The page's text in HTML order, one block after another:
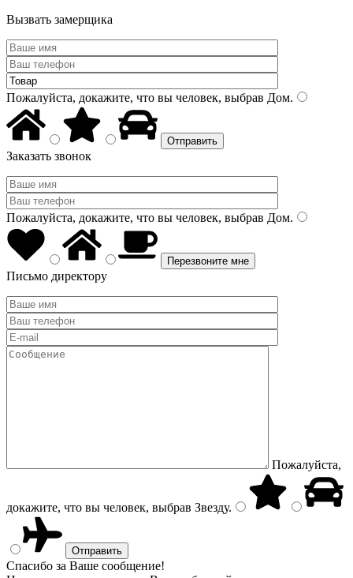
Вызвать замерщика
Пожалуйста, докажите, что вы человек, выбрав Дом.
Заказать звонок
Пожалуйста, докажите, что вы человек, выбрав Дом.
Письмо директору
Пожалуйста,
докажите, что вы человек, выбрав Звезду.
Спасибо за Ваше сообщение!